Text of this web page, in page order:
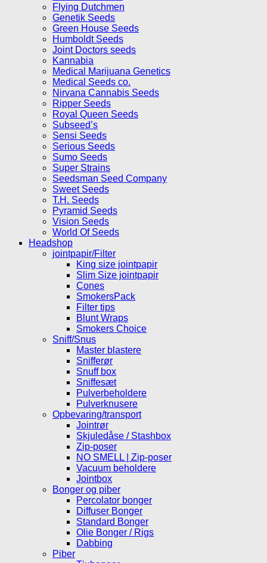
Flying Dutchmen
Genetik Seeds
Green House Seeds
Humboldt Seeds
Joint Doctors seeds
Kannabia
Medical Marijuana Genetics
Medical Seeds co.
Nirvana Cannabis Seeds
Ripper Seeds
Royal Queen Seeds
Subseed’s
Sensi Seeds
Serious Seeds
Sumo Seeds
Super Strains
Seedsman Seed Company
Sweet Seeds
T.H. Seeds
Pyramid Seeds
Vision Seeds
World Of Seeds
Headshop
jointpapir/Filter
King size jointpapir
Slim Size jointpapir
Cones
SmokersPack
Filter tips
Blunt Wraps
Smokers Choice
Sniff/Snus
Master blastere
Snifferør
Snuff box
Sniffesæt
Pulverbeholdere
Pulverknusere
Opbevaring/transport
Jointrør
Skjuledåse / Stashbox
Zip-poser
NO SMELL | Zip-poser
Vacuum beholdere
Jointbox
Bonger og piber
Percolator bonger
Diffuser Bonger
Standard Bonger
Olie Bonger / Rigs
Dabbing
Piber